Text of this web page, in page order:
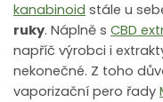
kanabinoid stále u
ruky. Náplně s CBD
napříč výrobci i
nekonečné. Z toho
vaporizační pero řady